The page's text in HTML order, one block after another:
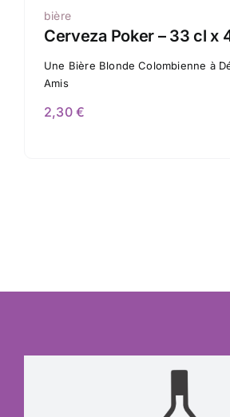
bière
Cerveza Poker – 33 cl x
Une Bière Blonde Colombienne à
Amis
2,30€